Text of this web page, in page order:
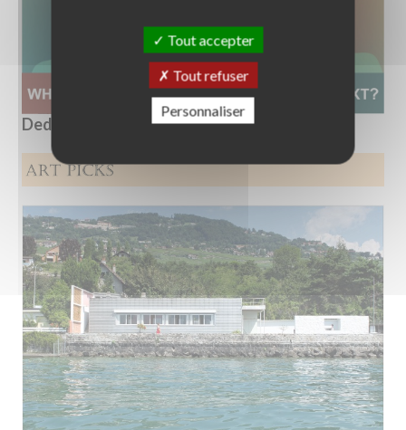
Dedalo Minosse International Prize 2025
Tout accepter
Tout refuser
Personnaliser